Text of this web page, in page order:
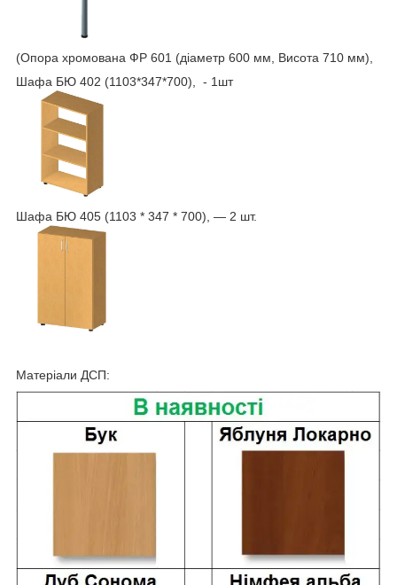
(Опора хромована ФР 601 (діаметр 600 мм, Висота 710 мм),
Шафа БЮ 402 (1103*347*700), - 1шт
Шафа БЮ 405 (1103 * 347 * 700), — 2 шт.
Матеріали ДСП: